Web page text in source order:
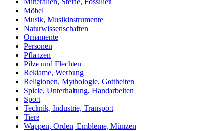
Mineralien, Steine, Fossilien
Möbel
Musik, Musikinstrumente
Naturwissenschaften
Ornamente
Personen
Pflanzen
Pilze und Flechten
Reklame, Werbung
Religionen, Mythologie, Gottheiten
Spiele, Unterhaltung, Handarbeiten
Sport
Technik, Industrie, Transport
Tiere
Wappen, Orden, Embleme, Münzen